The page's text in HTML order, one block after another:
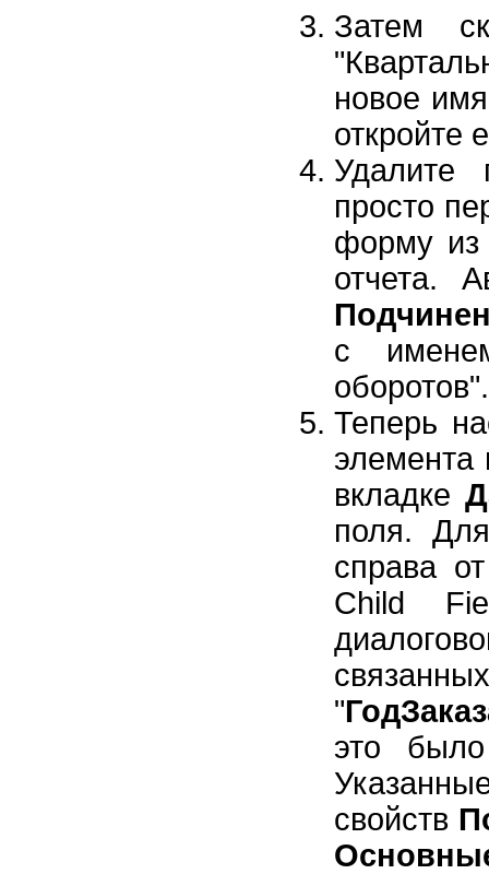
Затем
новое
откройте
Удалите
просто
форму из
отчета.
с
оборотов".
Теперь
элемента
вкладке
поля.
справа
Child
"
это
свойств